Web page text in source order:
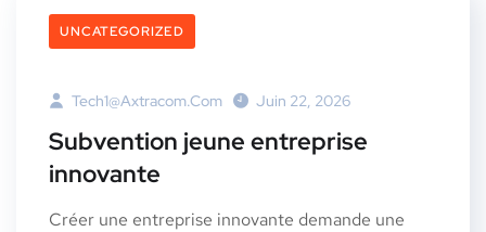
UNCATEGORIZED
Tech1@axtracom.com Juin 22, 2026
Subvention jeune entreprise
innovante
Créer une entreprise innovante demande une